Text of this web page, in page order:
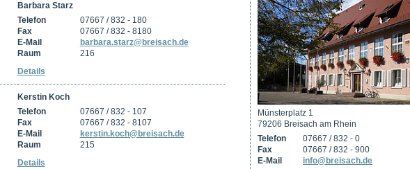
Barbara Starz
Telefon
07667 / 832 - 180
Fax
07667 / 832 - 8180
E-Mail
barbara.starz@breisach.de
Raum
216
Details
Kerstin Koch
Telefon
07667 / 832 - 107
Fax
07667 / 832 - 8107
E-Mail
kerstin.koch@breisach.de
Raum
215
Details
Münsterplatz 1
79206 Breisach am Rhein
Telefon
07667 / 832 - 0
Fax
07667 / 832 - 900
E-Mail
info@breisach.de